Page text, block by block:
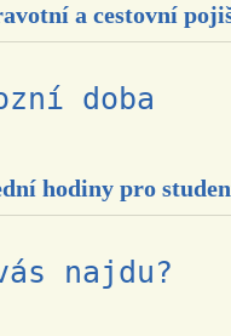
a cestovní
doba
hodiny pro
najdu?